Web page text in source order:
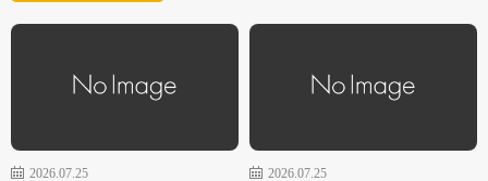
2026.07.25 2026.07.25